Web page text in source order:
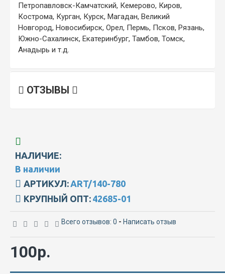
Петропавловск-Камчатский, Кемерово, Киров,
Кострома, Курган, Курск, Магадан, Великий
Новгород, Новосибирск, Орел, Пермь, Псков, Рязань,
Южно-Сахалинск, Екатеринбург, Тамбов, Томск,
Анадырь и т.д.
ОТЗЫВЫ
НАЛИЧИЕ:
В наличии
АРТИКУЛ: ART/140-780
КРУПНЫЙ ОПТ: 42685-01
Всего отзывов: 0 - Написать отзыв
100р.